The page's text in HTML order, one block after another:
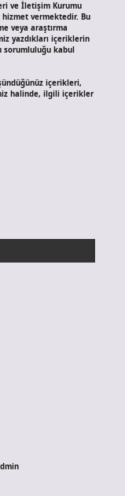
ve İletişim Kurumu
hizmet vermektedir. Bu
veya araştırma
yazdıkları içeriklerin
kabul
içerikleri,
halinde, ilgili içerikler